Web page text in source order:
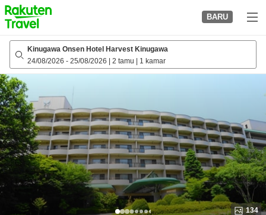
to
top
page
BARU
Kinugawa Onsen Hotel Harvest Kinugawa
24/08/2026 - 25/08/2026 2 tamu 1 kamar
134